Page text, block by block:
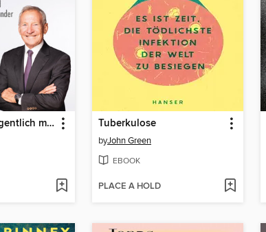
Ihr solltet es eigentlich mal besser haben Tuberkulose
byJohn Green
EBOOK
PLACE A HOLD